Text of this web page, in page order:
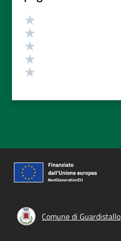
Valutazione
Comune di Guardistallo